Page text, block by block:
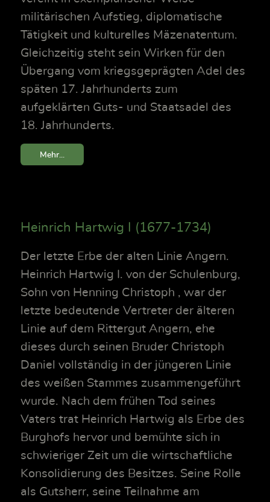
militärischen Aufstieg, diplomatische
Tätigkeit und kulturelles Mäzenatentum.
Gleichzeitig steht sein Wirken für den
Übergang vom kriegsgeprägten Adel des
späten 17. Jahrhunderts zum
aufgeklärten Guts- und Staatsadel des
18. Jahrhunderts.
Mehr...
Heinrich Hartwig I (1677-1734)
Der letzte Erbe der alten Linie Angern.
Heinrich Hartwig I. von der Schulenburg,
Sohn von Henning Christoph , war der
letzte bedeutende Vertreter der älteren
Linie auf dem Rittergut Angern, ehe
dieses durch seinen Bruder Christoph
Daniel vollständig in der jüngeren Linie
des weißen Stammes zusammengeführt
wurde. Nach dem frühen Tod seines
Vaters trat Heinrich Hartwig als Erbe des
Burghofs hervor und bemühte sich in
schwieriger Zeit um die wirtschaftliche
Konsolidierung des Besitzes. Seine Rolle
als Gutsherr, seine Teilnahme am